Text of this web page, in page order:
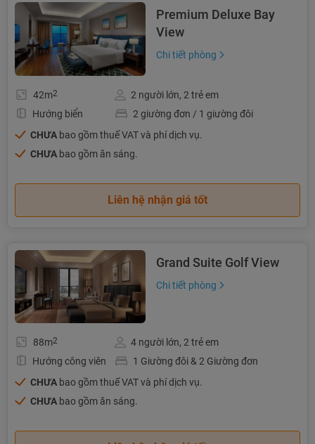
Premium Deluxe Bay
View
Chi tiết phòng
42m2
2 người lớn, 2 trẻ em
Hướng biển
2 giường đơn / 1 giường đôi
CHƯA bao gồm thuế VAT và phí dịch vụ.
CHƯA bao gồm ăn sáng.
Liên hệ nhận giá tốt
Grand Suite Golf View
Chi tiết phòng
88m2
4 người lớn, 2 trẻ em
Hướng công viên
1 Giường đôi & 2 Giường đơn
CHƯA bao gồm thuế VAT và phí dịch vụ.
CHƯA bao gồm ăn sáng.